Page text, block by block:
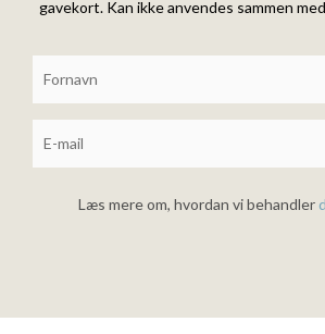
gavekort. Kan ikke anvendes sammen
Læs mere om, hvordan vi behandler